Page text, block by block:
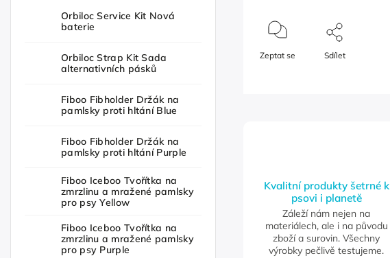
Orbiloc Service Kit Nová
baterie
Orbiloc Strap Kit Sada
alternativních pásků
Fiboo Fibholder Držák na
pamlsky proti hltání Blue
Fiboo Fibholder Držák na
pamlsky proti hltání Purple
Fiboo Iceboo Tvořítka na
zmrzlinu a mražené pamlsky
pro psy Yellow
Fiboo Iceboo Tvořítka na
zmrzlinu a mražené pamlsky
pro psy Purple
Zeptat se Sdílet
Kvalitní produkty šetrné k
psovi i planetě
Záleží nám nejen na
materiálech, ale i na původu
zboží a surovin. Všechny
výrobky pečlivě testujeme.